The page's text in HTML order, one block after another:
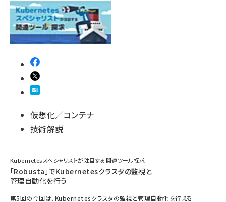
仮想化／コンテナ
技術解説
Kubernetesスペシャリストが注目する関連ツール探求
「Robusta」でKubernetesクラスタの監視と
管理自動化を行う
第5回の今回は、Kubernetesクラスタの監視と管理自動化を行える